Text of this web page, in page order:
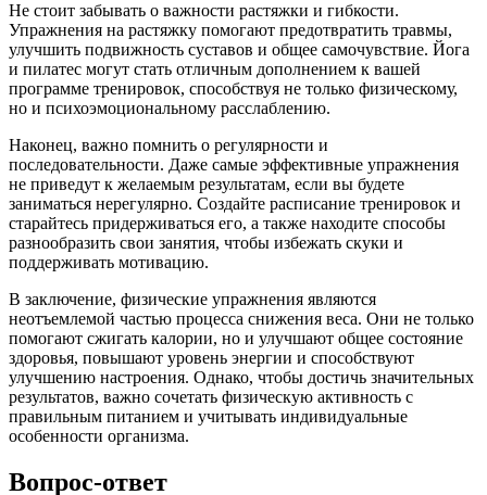
Не стоит забывать о важности растяжки и гибкости.
Упражнения на растяжку помогают предотвратить травмы,
улучшить подвижность суставов и общее самочувствие. Йога
и пилатес могут стать отличным дополнением к вашей
программе тренировок, способствуя не только физическому,
но и психоэмоциональному расслаблению.
Наконец, важно помнить о регулярности и
последовательности. Даже самые эффективные упражнения
не приведут к желаемым результатам, если вы будете
заниматься нерегулярно. Создайте расписание тренировок и
старайтесь придерживаться его, а также находите способы
разнообразить свои занятия, чтобы избежать скуки и
поддерживать мотивацию.
В заключение, физические упражнения являются
неотъемлемой частью процесса снижения веса. Они не только
помогают сжигать калории, но и улучшают общее состояние
здоровья, повышают уровень энергии и способствуют
улучшению настроения. Однако, чтобы достичь значительных
результатов, важно сочетать физическую активность с
правильным питанием и учитывать индивидуальные
особенности организма.
Вопрос-ответ